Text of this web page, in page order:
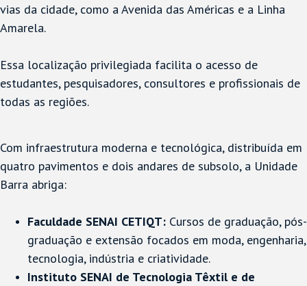
vias da cidade, como a Avenida das Américas e a Linha
Amarela.
Essa localização privilegiada facilita o acesso de
estudantes, pesquisadores, consultores e profissionais de
todas as regiões.
Com infraestrutura moderna e tecnológica, distribuída em
quatro pavimentos e dois andares de subsolo, a Unidade
Barra abriga:
Faculdade SENAI CETIQT: Cursos de graduação, pós-
graduação e extensão focados em moda, engenharia,
tecnologia, indústria e criatividade.
Instituto SENAI de Tecnologia Têxtil e de